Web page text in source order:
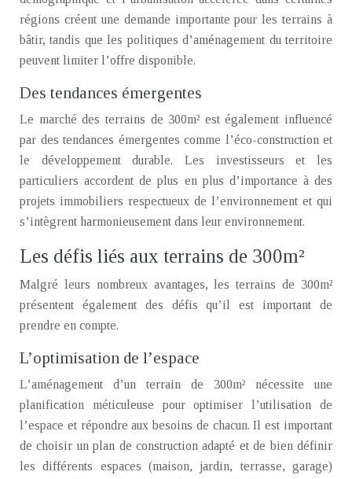
régions créent une demande importante pour les terrains à
bâtir, tandis que les politiques d’aménagement du territoire
peuvent limiter l’offre disponible.
Des tendances émergentes
Le marché des terrains de 300m² est également influencé
par des tendances émergentes comme l’éco-construction et
le développement durable. Les investisseurs et les
particuliers accordent de plus en plus d’importance à des
projets immobiliers respectueux de l’environnement et qui
s’intègrent harmonieusement dans leur environnement.
Les défis liés aux terrains de 300m²
Malgré leurs nombreux avantages, les terrains de 300m²
présentent également des défis qu’il est important de
prendre en compte.
L’optimisation de l’espace
L’aménagement d’un terrain de 300m² nécessite une
planification méticuleuse pour optimiser l’utilisation de
l’espace et répondre aux besoins de chacun. Il est important
de choisir un plan de construction adapté et de bien définir
les différents espaces (maison, jardin, terrasse, garage)